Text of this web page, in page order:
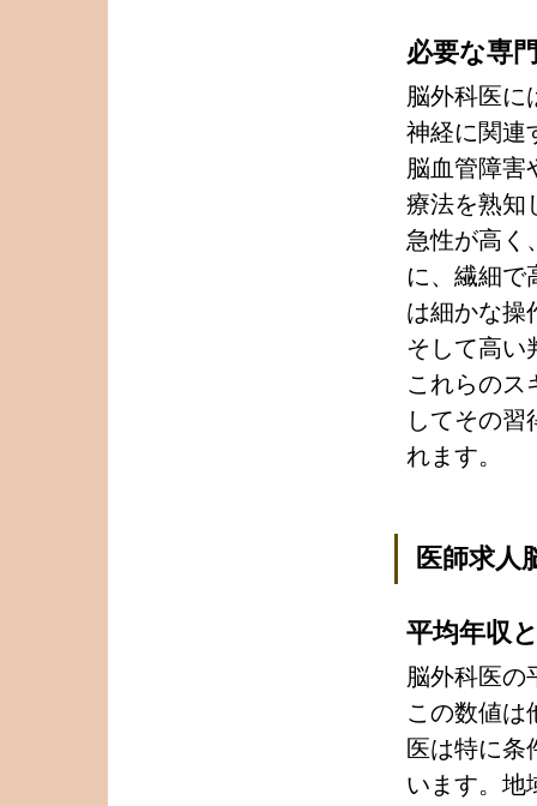
必要な専
脳外科医に
神経に関連
脳血管障害
療法を熟知
急性が高
に、繊細で
は細かな操
そして高い
これらのス
してその
れます。
医師求人
平均年収
脳外科医の
この数値は
医は特に条
います。地